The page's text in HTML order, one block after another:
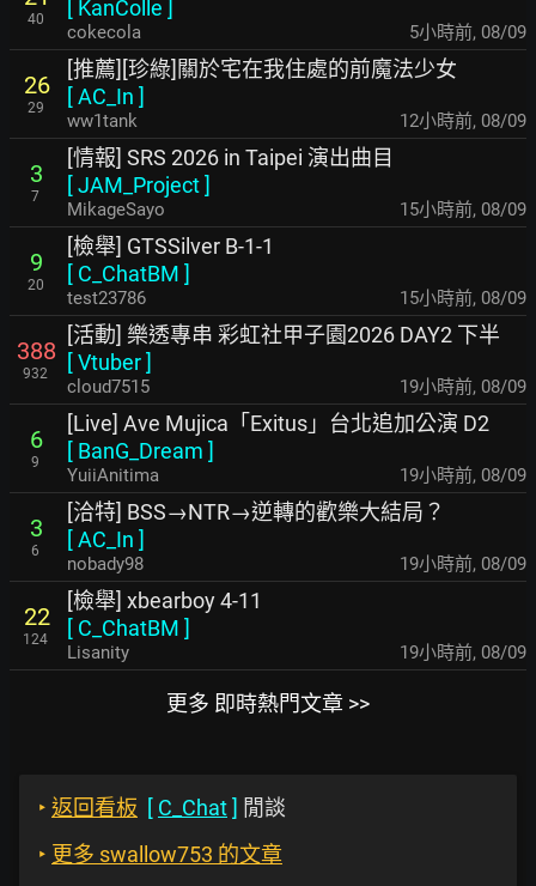
40
[ KanColle ]
cokecola 5小時前, 08/09
26
29
[推薦][珍綠]關於宅在我住處的前魔法少女
[AC_In ]
ww1tank 12小時前, 08/09
3
7
[情報] SRS 2026 in Taipei 演出曲目
[JAM_Project]
MikageSayo 15小時前, 08/09
9
20
[檢舉] GTSSilver B-1-1
[ C_ChatBM ]
test23786 15小時前, 08/09
388
932
[活動] 樂透專串 彩虹社甲子園2026 DAY2 下半
[Vtuber]
cloud7515 19小時前, 08/09
6
9
[Live] Ave Mujica「Exitus」台北追加公演 D2
[ BanG_Dream ]
YuiiAnitima 19小時前, 08/09
3
6
[洽特] BSS→NTR→逆轉的歡樂大結局？
[AC_In ]
nobady98 19小時前, 08/09
22
124
[檢舉] xbearboy 4-11
[ C_ChatBM ]
Lisanity 19小時前, 08/09
更多 即時熱門文章 >>
‣ 返回看板 [ C_Chat] 閒談
‣ 更多 swallow753 的文章